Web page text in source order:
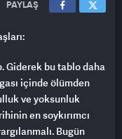
PAYLAŞ
Giderek bu tablo daha
içinde ölümden
ve yoksunluk
en soykırımcı
Bugün